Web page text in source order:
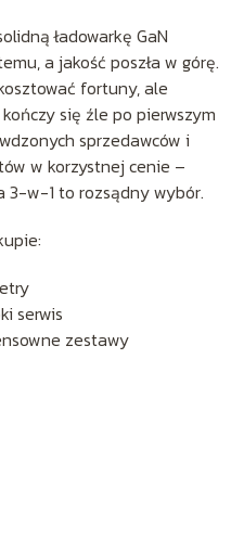
ładowarkę GaN
a jakość poszła w górę.
fortuny, ale
się źle po pierwszym
sprzedawców i
w korzystnej cenie –
3-w-1 to rozsądny wybór.
serwis
zestawy